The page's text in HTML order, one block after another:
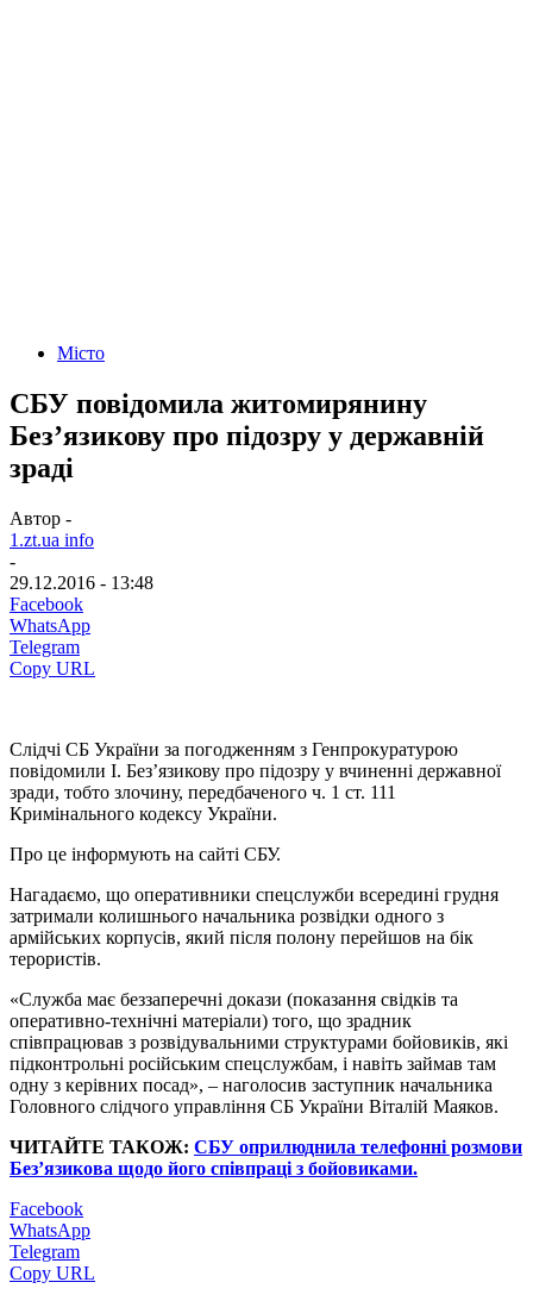
Місто
СБУ повідомила житомирянину
Без’язикову про підозру у державній
зраді
Автор -
1.zt.ua info
-
29.12.2016 - 13:48
Facebook
WhatsApp
Telegram
Copy URL
Слідчі СБ України за погодженням з Генпрокуратурою
повідомили І. Без’язикову про підозру у вчиненні державної
зради, тобто злочину, передбаченого ч. 1 ст. 111
Кримінального кодексу України.
Про це інформують на сайті СБУ.
Нагадаємо, що оперативники спецслужби всередині грудня
затримали колишнього начальника розвідки одного з
армійських корпусів, який після полону перейшов на бік
терористів.
«Служба має беззаперечні докази (показання свідків та
оперативно-технічні матеріали) того, що зрадник
співпрацював з розвідувальними структурами бойовиків, які
підконтрольні російським спецслужбам, і навіть займав там
одну з керівних посад», – наголосив заступник начальника
Головного слідчого управління СБ України Віталій Маяков.
ЧИТАЙТЕ ТАКОЖ: СБУ оприлюднила телефонні розмови
Без’язикова щодо його співпраці з бойовиками.
Facebook
WhatsApp
Telegram
Copy URL